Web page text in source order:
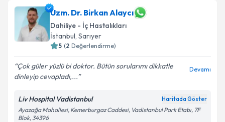
takvim hazırlandığında e-posta ile bilgilendireceğiz.
E-posta Adresiniz
Kişisel verilerimin işlenmesine ilişkin
kapsamda işlenmesini kabul ediyorum.
Uzm. Dr. Birkan Alaycı
Dahiliye - İç Hastalıkları
İstanbul, Sarıyer
5 (2 Değerlendirme)
Çok güler yüzlü bi doktor. Bütün sorularımı dikkatle
dinleyip cevapladı,...
Devamı
Liv Hospital Vadistanbul Haritada Göster
Ayazağa Mahallesi, Kemerburgaz Caddesi, Vadistanbul Park Etabı, 7F
Blok, 34396